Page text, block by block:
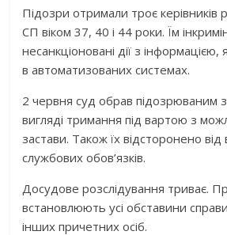
Підозри отримали троє
СП віком 37, 40 і 44 роки. Їм
несанкціоновані дії з інформацією,
в автоматизованих системах.
2 червня суд обрав підозрюваним
вигляді тримання під вартою з
застави. Також їх відсторонено
службових обов’язків.
Досудове розслідування триває.
встановлюють усі обставини
інших причетних осіб.